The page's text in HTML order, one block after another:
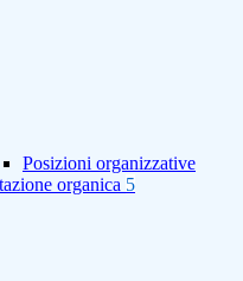
Posizioni organizzative
organica 5